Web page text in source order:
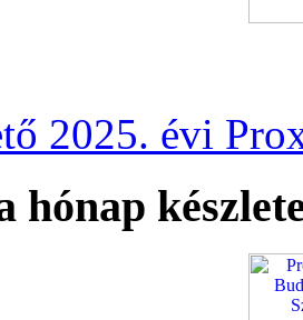
2025. évi
hónap